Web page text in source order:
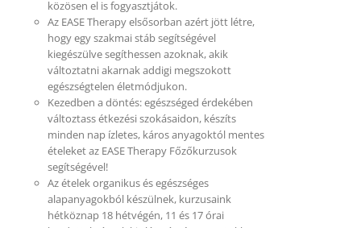
közösen el is fogyasztjátok.
Az EASE Therapy elsősorban azért jött létre,
hogy egy szakmai stáb segítségével
kiegészülve segíthessen azoknak, akik
változtatni akarnak addigi megszokott
egészségtelen életmódjukon.
Kezedben a döntés: egészséged érdekében
változtass étkezési szokásaidon, készíts
minden nap ízletes, káros anyagoktól mentes
ételeket az EASE Therapy Főzőkurzusok
segítségével!
Az ételek organikus és egészséges
alapanyagokból készülnek, kurzusaink
hétköznap 18 hétvégén, 11 és 17 órai